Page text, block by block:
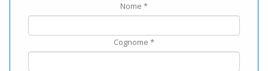
Nome *
Cognome *